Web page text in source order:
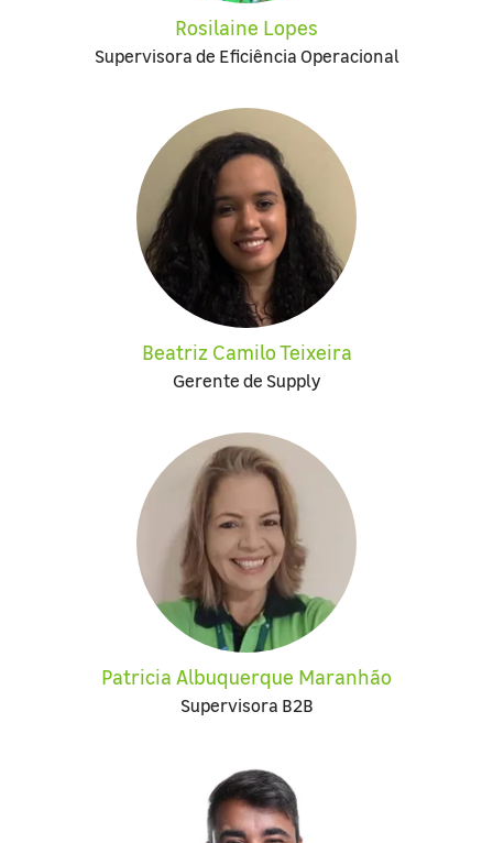
Rosilaine Lopes
Supervisora de Eficiência Operacional
Beatriz Camilo Teixeira
Gerente de Supply
Patricia Albuquerque Maranhão
Supervisora B2B